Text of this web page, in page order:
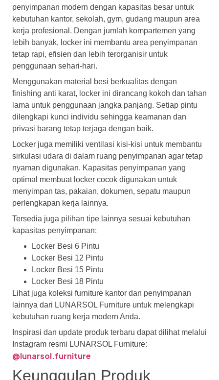
penyimpanan modern dengan kapasitas besar untuk
kebutuhan kantor, sekolah, gym, gudang maupun area
kerja profesional. Dengan jumlah kompartemen yang
lebih banyak, locker ini membantu area penyimpanan
tetap rapi, efisien dan lebih terorganisir untuk
penggunaan sehari-hari.
Menggunakan material besi berkualitas dengan
finishing anti karat, locker ini dirancang kokoh dan tahan
lama untuk penggunaan jangka panjang. Setiap pintu
dilengkapi kunci individu sehingga keamanan dan
privasi barang tetap terjaga dengan baik.
Locker juga memiliki ventilasi kisi-kisi untuk membantu
sirkulasi udara di dalam ruang penyimpanan agar tetap
nyaman digunakan. Kapasitas penyimpanan yang
optimal membuat locker cocok digunakan untuk
menyimpan tas, pakaian, dokumen, sepatu maupun
perlengkapan kerja lainnya.
Tersedia juga pilihan tipe lainnya sesuai kebutuhan
kapasitas penyimpanan:
Locker Besi 6 Pintu
Locker Besi 12 Pintu
Locker Besi 15 Pintu
Locker Besi 18 Pintu
Lihat juga koleksi furniture kantor dan penyimpanan
lainnya dari LUNARSOL Furniture untuk melengkapi
kebutuhan ruang kerja modern Anda.
Inspirasi dan update produk terbaru dapat dilihat melalui
Instagram resmi LUNARSOL Furniture:
@lunarsol.furniture
Keunggulan Produk